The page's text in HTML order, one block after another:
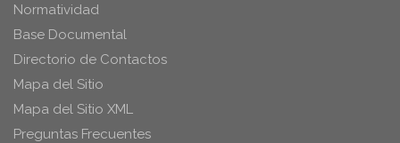
Normatividad
Base Documental
Directorio de Contactos
Mapa del Sitio
Mapa del Sitio XML
Preguntas Frecuentes